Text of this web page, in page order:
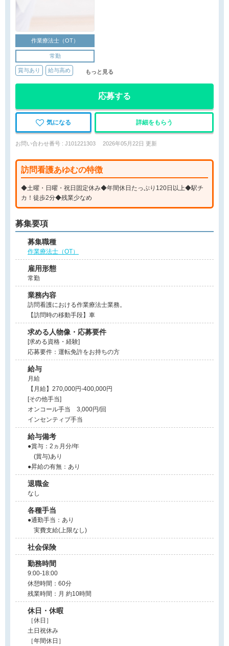
作業療法士（OT）
常勤
賞与あり 給与高め もっと見る
応募する
気になる 詳細をもらう
お問い合わせ番号 : J101221303 2026年05月22日 更新
訪問看護あゆむの特徴
◆土曜・日曜・祝日固定休み◆年間休日たっぷり120日以上◆駅チ
カ！徒歩2分◆残業少なめ
募集要項
募集職種
作業療法士（OT）
雇用形態
常勤
業務内容
訪問看護における作業療法士業務。
【訪問時の移動手段】車
求める人物像・応募要件
[求める資格・経験]
応募要件：運転免許をお持ちの方
給与
月給
【月給】270,000円-400,000円
[その他手当]
オンコール手当 3,000円/回
インセンティブ手当
給与備考
●賞与：2ヵ月分/年
(賞与)あり
●昇給の有無：あり
退職金
なし
各種手当
●通勤手当：あり
実費支給(上限なし)
社会保険
勤務時間
9:00-18:00
休憩時間：60分
残業時間：月 約10時間
休日・休暇
［休日］
土日祝休み
［年間休日］